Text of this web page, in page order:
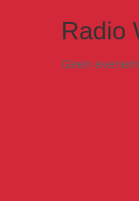
Radio
Geen